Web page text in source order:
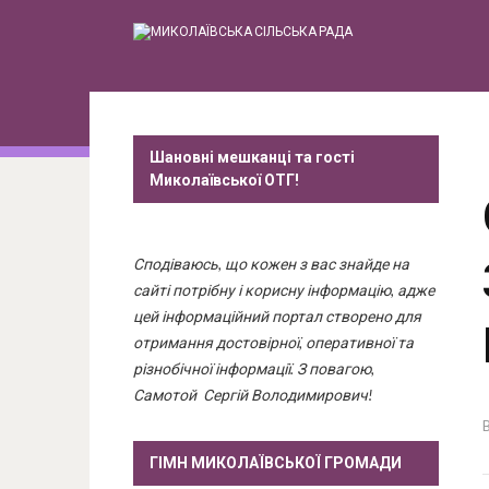
Шановні мешканці та гості
Миколаївської ОТГ!
Сподіваюсь, що кожен з вас знайде на
сайті потрібну і корисну інформацію, адже
цей інформаційний портал створено для
отримання достовірної, оперативної та
різнобічної інформації. З повагою,
Самотой Сергій Володимирович!
ГІМН МИКОЛАЇВСЬКОЇ ГРОМАДИ